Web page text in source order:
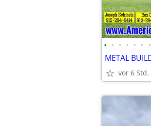
• • • • • • •
vor 6 Std.